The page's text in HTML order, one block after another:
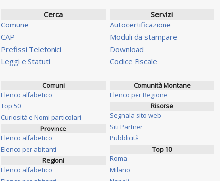
Cerca
Comune
CAP
Prefissi Telefonici
Leggi e Statuti
Servizi
Autocertificazione
Moduli da stampare
Download
Codice Fiscale
Comuni
Elenco alfabetico
Top 50
Curiosità e Nomi particolari
Province
Elenco alfabetico
Elenco per abitanti
Regioni
Elenco alfabetico
Comunità Montane
Elenco per Regione
Risorse
Segnala sito web
Siti Partner
Pubblicità
Top 10
Roma
Milano